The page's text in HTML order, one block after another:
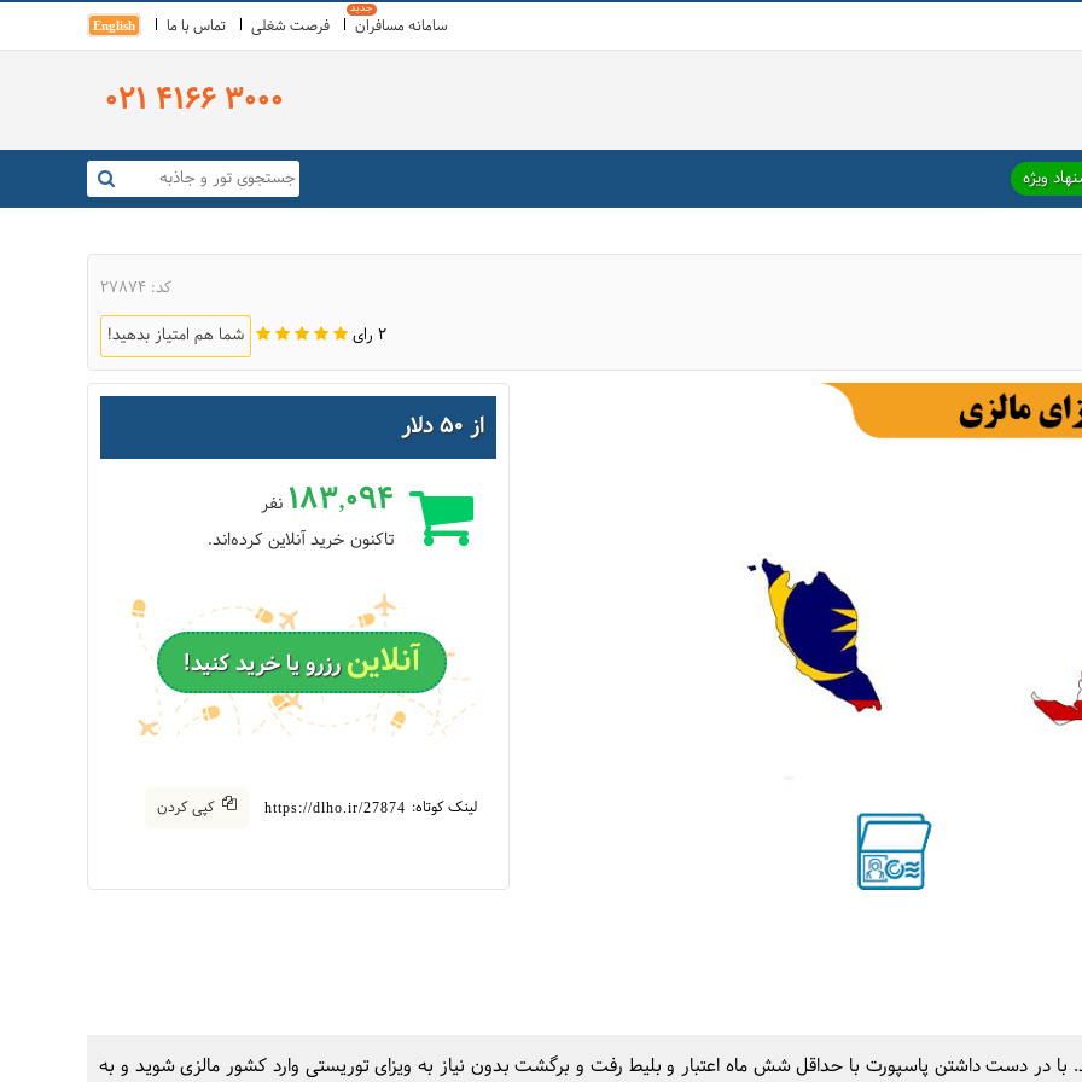
سامانه مسافران فرصت شغلی تماس با ما English
021 4166 3000
ویژه
کد: 27874
2 رای
شما هم امتیاز بدهید!
از 50 دلار
183,094 نفر
تاکنون خرید آنلاین کرده‌اند.
آنلاینرزرو یا خرید کنید!
لینک کوتاه: https://dlho.ir/27874 کپی کردن
با در دست داشتن پاسپورت با حداقل شش ماه اعتبار و بلیط رفت و برگشت بدون نیاز به ویزای توریستی وارد کشور مالزی شوید و به